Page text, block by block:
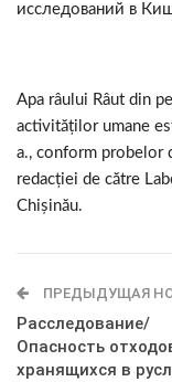
исследований в
Apa râului Râut din
activităților umane
a., conform probelor
redacției de către
Chișinău.
ПРЕДЫДУЩАЯ
Расследование/
Опасность
хранящихся в